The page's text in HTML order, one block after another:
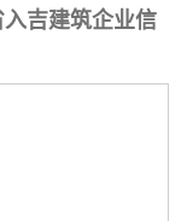
吉建筑企业信